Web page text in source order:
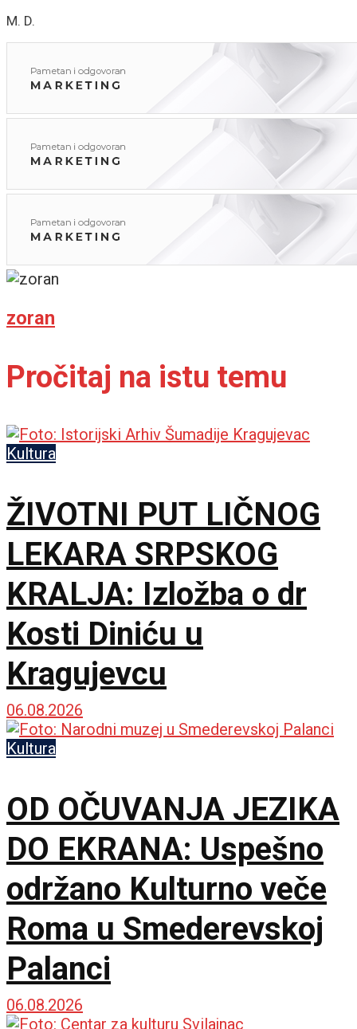
M. D.
zoran
Pročitaj na istu temu
Kultura
ŽIVOTNI PUT LIČNOG
LEKARA SRPSKOG
KRALJA: Izložba o dr
Kosti Diniću u
Kragujevcu
06.08.2026
Kultura
OD OČUVANJA JEZIKA
DO EKRANA: Uspešno
održano Kulturno veče
Roma u Smederevskoj
Palanci
06.08.2026